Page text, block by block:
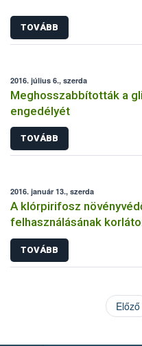
TOVÁBB
2016. július 6., szerda
Meghosszabbították a
engedélyét
TOVÁBB
2016. január 13., szerda
A klórpirifosz
felhasználásának
TOVÁBB
Előző